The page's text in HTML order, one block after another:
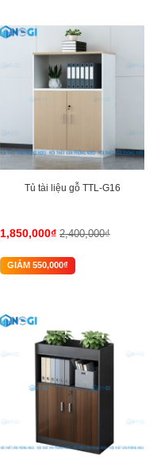
-23%
Tủ tài liệu gỗ TTL-G16
1,850,000₫ 2,400,000₫
GIẢM 550,000₫
-11%